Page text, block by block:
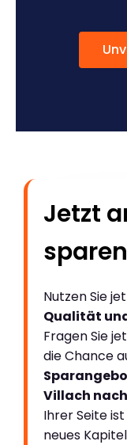
Jetzt
Nutzen Sie
Qualität
Fragen Sie
die Chance
Villach
Ihrer Seite
neues